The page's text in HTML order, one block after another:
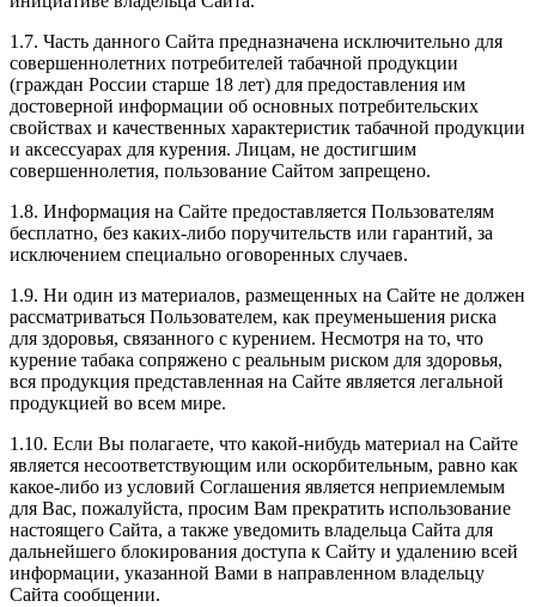
1.7. Часть данного Сайта предназначена исключительно для
совершеннолетних потребителей табачной продукции
(граждан России старше 18 лет) для предоставления им
достоверной информации об основных потребительских
свойствах и качественных характеристик табачной продукции
и аксессуарах для курения. Лицам, не достигшим
совершеннолетия, пользование Сайтом запрещено.
1.8. Информация на Сайте предоставляется Пользователям
бесплатно, без каких-либо поручительств или гарантий, за
исключением специально оговоренных случаев.
1.9. Ни один из материалов, размещенных на Сайте не должен
рассматриваться Пользователем, как преуменьшения риска
для здоровья, связанного с курением. Несмотря на то, что
курение табака сопряжено с реальным риском для здоровья,
вся продукция представленная на Сайте является легальной
продукцией во всем мире.
1.10. Если Вы полагаете, что какой-нибудь материал на Сайте
является несоответствующим или оскорбительным, равно как
какое-либо из условий Соглашения является неприемлемым
для Вас, пожалуйста, просим Вам прекратить использование
настоящего Сайта, а также уведомить владельца Сайта для
дальнейшего блокирования доступа к Сайту и удалению всей
информации, указанной Вами в направленном владельцу
Сайта сообщении.